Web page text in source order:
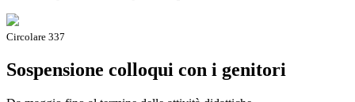
Circolare 337
Sospensione colloqui con i genitori